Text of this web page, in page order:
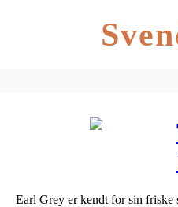
Earl Grey er kendt for sin friske